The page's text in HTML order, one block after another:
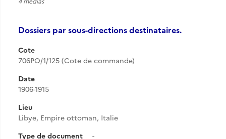
Dossiers par sous-directions destinataires.
Cote
706PO/1/125 (Cote de commande)
Date
1906-1915
Lieu
Libye, Empire ottoman, Italie
Type de document
-